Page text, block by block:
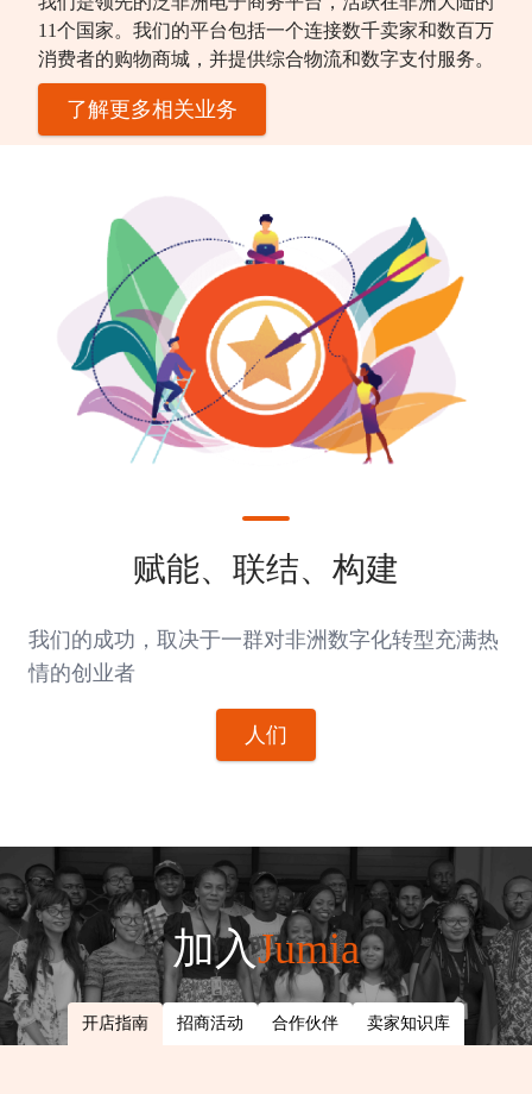
11个国家。我们的平台包括一个连接数千卖家和数百万
消费者的购物商城，并提供综合物流和数字支付服务。
了解更多相关业务
赋能、联结、构建
我们的成功，取决于一群对非洲数字化转型充满热
情的创业者
人们
加入Jumia
开店指南 招商活动 合作伙伴 卖家知识库